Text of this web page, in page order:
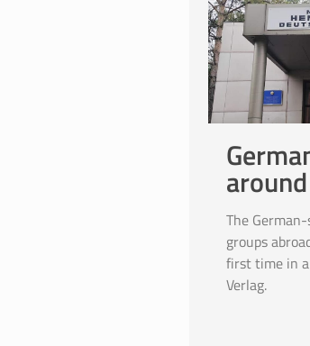
The
groups
first time in
Verlag.